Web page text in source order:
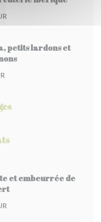
petits lardons et
et embeurrée de